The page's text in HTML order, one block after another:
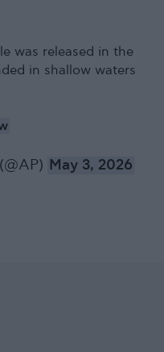
was released in the
in shallow waters
May 3, 2026